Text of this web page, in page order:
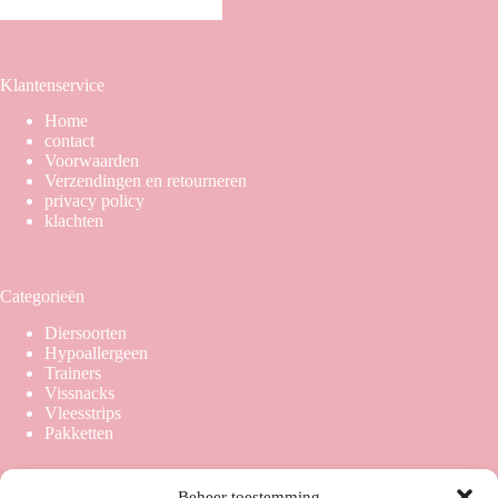
Klantenservice
Home
contact
Voorwaarden
Verzendingen en retourneren
privacy policy
klachten
Categorieën
Diersoorten
Hypoallergeen
Trainers
Vissnacks
Vleesstrips
Pakketten